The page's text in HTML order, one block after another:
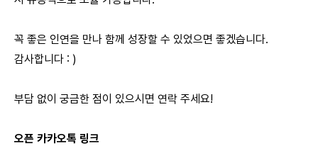
꼭 좋은 인연을 만나 함께 성장할 수 있었으면 좋겠습니다.
감사합니다 : )
부담 없이 궁금한 점이 있으시면 연락 주세요!
오픈 카카오톡 링크